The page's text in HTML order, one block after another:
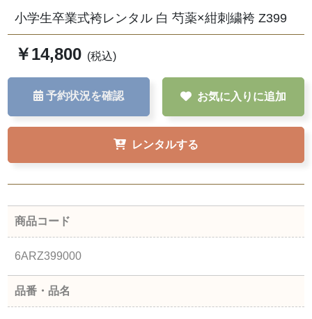
小学生卒業式袴レンタル 白 芍薬×紺刺繍袴 Z399
￥14,800 (税込)
予約状況を確認 お気に入りに追加
レンタルする
商品コード
6ARZ399000
品番・品名